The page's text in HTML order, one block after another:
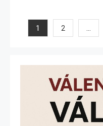
Stránkování
1 2